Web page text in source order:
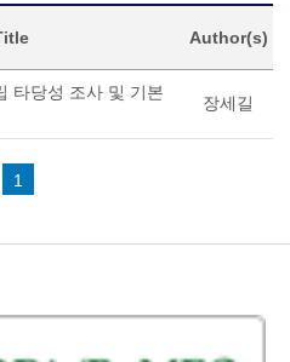
Author(s)
타당성 조사 및 기본
장세길
1